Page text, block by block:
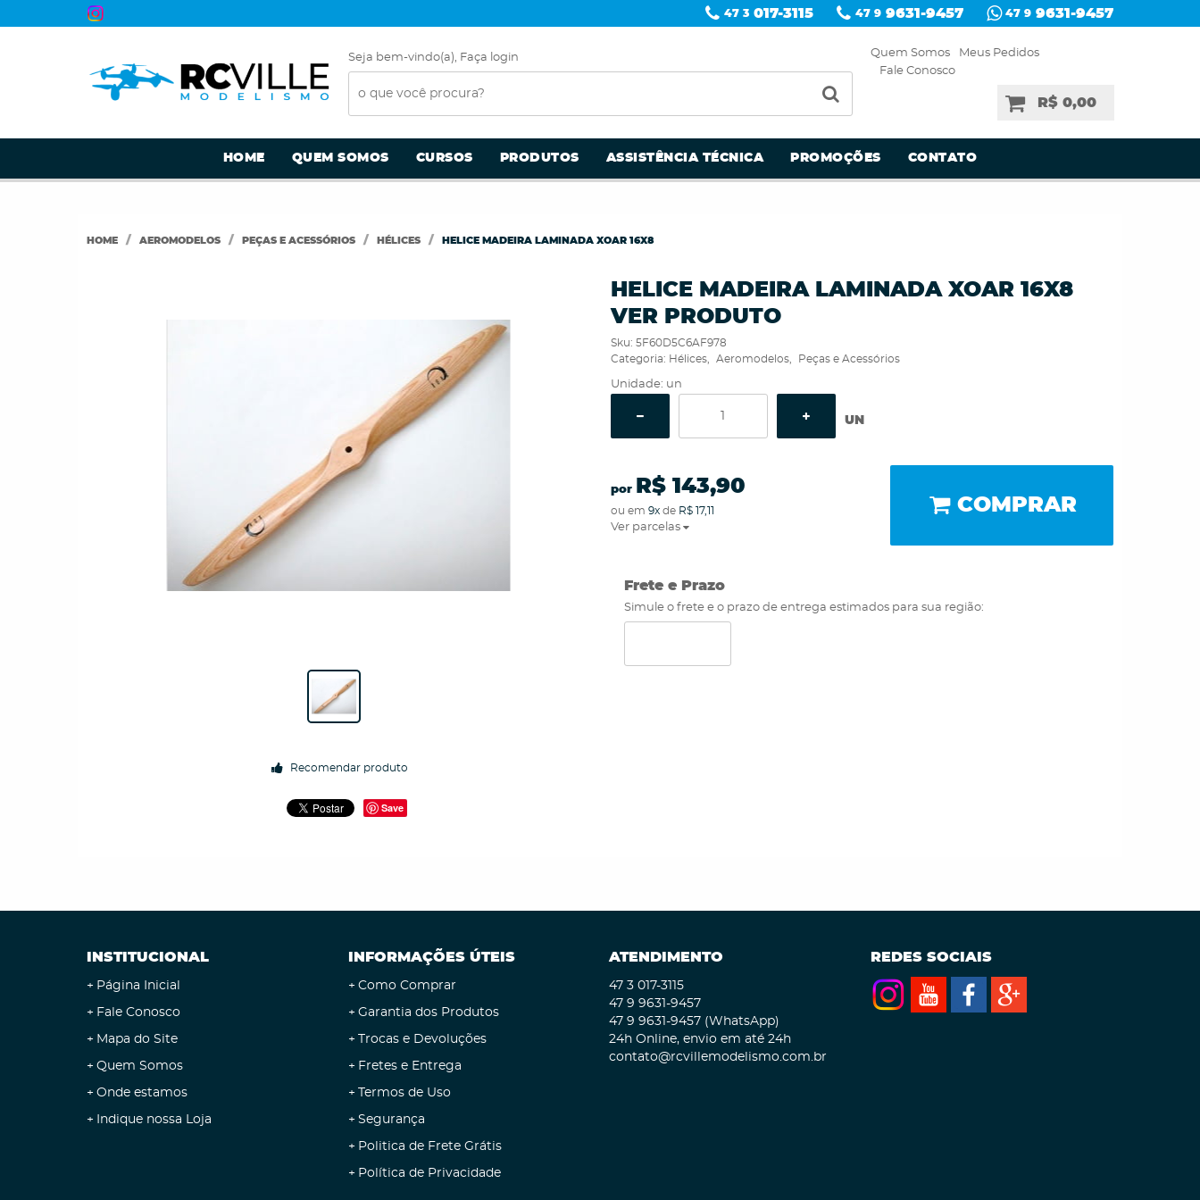
47 3 017-3115 47 9 9631-9457 47 9 9631-9457
Seja bem-vindo(a), Faça login Quem Somos
Meus Pedidos
Fale Conosco
R$ 0,00
HOME QUEM SOMOS CURSOS PRODUTOS ASSISTÊNCIA TÉCNICA PROMOÇÕES CONTATO
HOME AEROMODELOS PEÇAS E ACESSÓRIOS HÉLICES HELICE MADEIRA LAMINADA XOAR 16X8
Recomendar produto
Save
HELICE MADEIRA LAMINADA XOAR 16X8
VER PRODUTO
Sku: 5F60D5C6AF978
Categoria: Hélices Aeromodelos Peças e Acessórios
Unidade: un
UN
por R$ 143,90
ou em 9xde R$ 17,11
Ver parcelas
COMPRAR
Frete e Prazo
Simule o frete e o prazo de entrega estimados para sua região:
INSTITUCIONAL
Página Inicial
Fale Conosco
Mapa do Site
Quem Somos
Onde estamos
Indique nossa Loja
INFORMAÇÕES ÚTEIS
Como Comprar
Garantia dos Produtos
Trocas e Devoluções
Fretes e Entrega
Termos de Uso
Segurança
Politica de Frete Grátis
Política de Privacidade
ATENDIMENTO
47 3 017-3115
47 9 9631-9457
47 9 9631-9457 (WhatsApp)
24h Online, envio em até 24h
contato@rcvillemodelismo.com.br
REDES SOCIAIS